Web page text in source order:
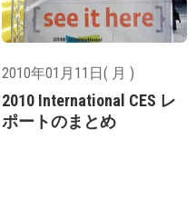
2010年01月11日( 月 )
2010 International CES レ
ポートのまとめ